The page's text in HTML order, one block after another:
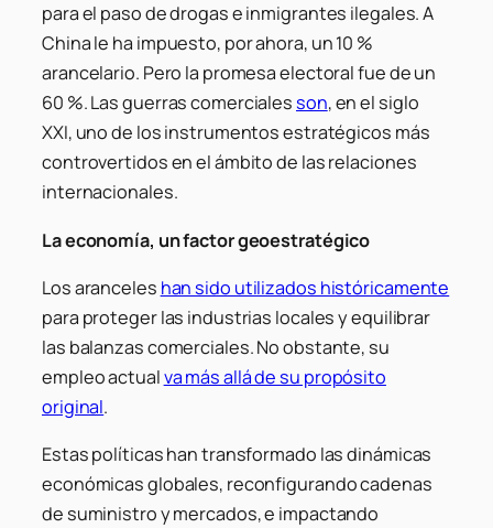
para el paso de drogas e inmigrantes ilegales. A
China le ha impuesto, por ahora, un 10 %
arancelario. Pero la promesa electoral fue de un
60 %. Las guerras comerciales son, en el siglo
XXI, uno de los instrumentos estratégicos más
controvertidos en el ámbito de las relaciones
internacionales.
La economía, un factor geoestratégico
Los aranceles han sido utilizados históricamente
para proteger las industrias locales y equilibrar
las balanzas comerciales. No obstante, su
empleo actualva más allá de su propósito
original.
Estas políticas han transformado las dinámicas
económicas globales, reconfigurando cadenas
de suministro y mercados, e impactando